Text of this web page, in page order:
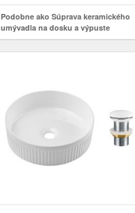
Podobne ako Súprava keramického
umývadla na dosku a výpuste
Beyond 2 čierna